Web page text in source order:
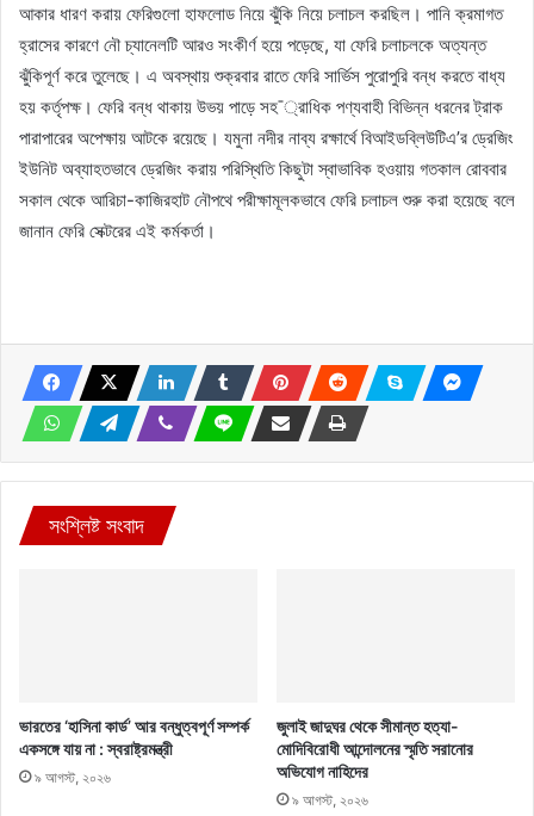
আকার ধারণ করায় ফেরিগুলো হাফলোড নিয়ে ঝুঁকি নিয়ে চলাচল করছিল। পানি ক্রমাগত
হ্রাসের কারণে নৌ চ্যানেলটি আরও সংকীর্ণ হয়ে পড়েছে, যা ফেরি চলাচলকে অত্যন্ত
ঝুঁকিপূর্ণ করে তুলেছে। এ অবস্থায় শুক্রবার রাতে ফেরি সার্ভিস পুরোপুরি বন্ধ করতে বাধ্য
হয় কর্তৃপক্ষ। ফেরি বন্ধ থাকায় উভয় পাড়ে সহ¯্রাধিক পণ্যবাহী বিভিন্ন ধরনের ট্রাক
পারাপারের অপেক্ষায় আটকে রয়েছে। যমুনা নদীর নাব্য রক্ষার্থে বিআইডব্লিউটিএ’র ড্রেজিং
ইউনিট অব্যাহতভাবে ড্রেজিং করায় পরিস্থিতি কিছুটা স্বাভাবিক হওয়ায় গতকাল রোববার
সকাল থেকে আরিচা-কাজিরহাট নৌপথে পরীক্ষামূলকভাবে ফেরি চলাচল শুরু করা হয়েছে বলে
জানান ফেরি সেক্টরের এই কর্মকর্তা।
সংশ্লিষ্ট সংবাদ
ভারতের ‘হাসিনা কার্ড’ আর বন্ধুত্বপূর্ণ সম্পর্ক
একসঙ্গে যায় না : স্বরাষ্ট্রমন্ত্রী
৯ আগস্ট, ২০২৬
জুলাই জাদুঘর থেকে সীমান্ত হত্যা-
মোদিবিরোধী আন্দোলনের স্মৃতি সরানোর
অভিযোগ নাহিদের
৯ আগস্ট, ২০২৬